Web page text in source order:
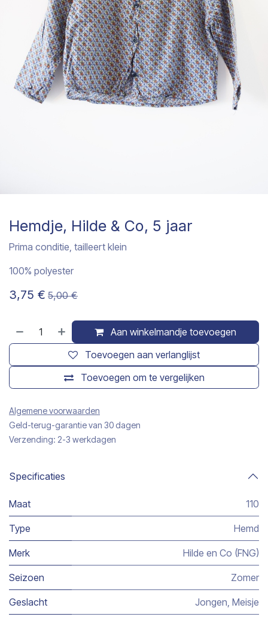
Hemdje, Hilde & Co, 5 jaar
Prima conditie, tailleert klein
100% polyester
3,75 € 5,00€
Aan winkelmandje toevoegen
Toevoegen om te vergelijken
Toevoegen aan verlanglijst
Algemene voorwaarden
Geld-terug-garantie van 30 dagen
Verzending: 2-3 werkdagen
Specificaties
Maat 110
Type Hemd
Merk Hilde en Co (FNG)
Seizoen Zomer
Geslacht Jongen, Meisje